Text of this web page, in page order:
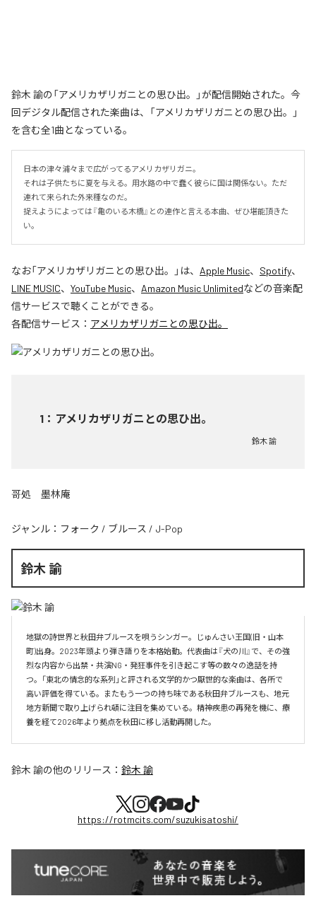
鈴木 諭の「アメリカザリガニとの思ひ出。」が配信開始された。今
回デジタル配信された楽曲は、「アメリカザリガニとの思ひ出。」
を含む全1曲となっている。
日本の津々浦々まで広がってるアメリカザリガニ。
それは子供たちに夏を与える。用水路の中で蠢く彼らに国は関係ない。ただ
連れて来られた外来種なのだ。
捉えようによっては『亀のいる木橋』との連作と言える本曲、ぜひ堪能頂きた
い。
なお「アメリカザリガニとの思ひ出。 」は、 Apple Music、 Spotify、
LINE MUSIC、 YouTube Music、 Amazon Music Unlimitedなどの音楽配
信サービスで聴くことができる。
各配信サービス： アメリカザリガニとの思ひ出。
1 ： アメリカザリガニとの思ひ出。
鈴木 諭
哥処 墨林庵
ジャンル： フォーク / ブルース / J-Pop
鈴木 諭
地獄の詩世界と秋田弁ブルースを唄うシンガー。じゅんさい王国(旧・山本
町)出身。2023年頭より弾き語りを本格始動。代表曲は『犬の川』で、その強
烈な内容から出禁・共演NG・発狂事件を引き起こす等の数々の逸話を持
つ。「東北の情念的な系列」と評される文学的かつ厭世的な楽曲は、各所で
高い評価を得ている。またもう一つの持ち味である秋田弁ブルースも、地元
地方新聞で取り上げられ頓に注目を集めている。精神疾患の再発を機に、療
養を経て2026年より拠点を秋田に移し活動再開した。
鈴木 諭の他のリリース： 鈴木 諭
https://rotmcits.com/suzukisatoshi/